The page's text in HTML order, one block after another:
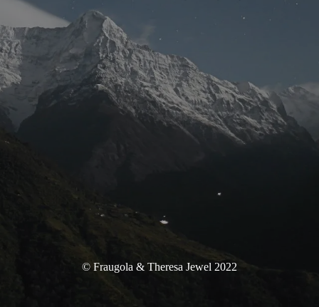
© Fraugola & Theresa Jewel 2022